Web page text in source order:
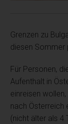
Grenzen zu
diesen Sommer
Für Personen,
Aufenthalt in
einreisen
nach Österreich
(nicht älter als 4